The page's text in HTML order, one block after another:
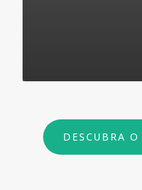
DESCUBRA